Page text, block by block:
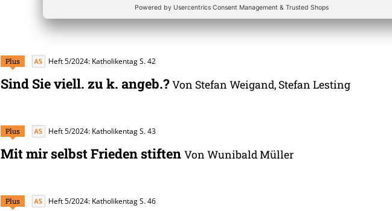
Plus Heft 5/2024: Katholikentag S. 42
Sind Sie viell. zu k. angeb.? Von Stefan Weigand, Stefan Lesting
Plus Heft 5/2024: Katholikentag S. 43
Mit mir selbst Frieden stiften Von Wunibald Müller
Plus Heft 5/2024: Katholikentag S. 46